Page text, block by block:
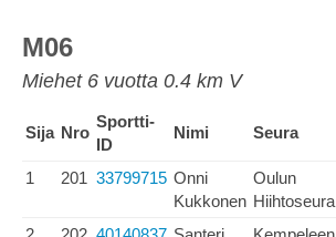
M06
Miehet 6 vuotta 0.4 km V
Sija Nro
Sportti-
ID
Nimi Seura
1 201 33799715 Onni
Kukkonen
Oulun
Hiihtoseura